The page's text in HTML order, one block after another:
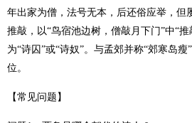
年出家为僧，法号无本，后还俗应举，但
推敲，以“鸟宿池边树，僧敲月下门”中“
为“诗囚”或“诗奴”。与孟郊并称“郊寒岛
位。
【常见问题】